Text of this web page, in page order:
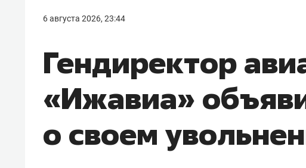
6 августа 2026, 23:44
Гендиректор
«Ижавиа»
о своем